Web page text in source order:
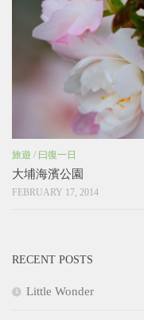
旅遊 / 曰復一日
大埔海濱公園
FEBRUARY 17, 2014
RECENT POSTS
Little Wonder